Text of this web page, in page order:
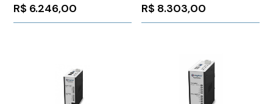
R$ 6.246,00 R$ 8.303,00